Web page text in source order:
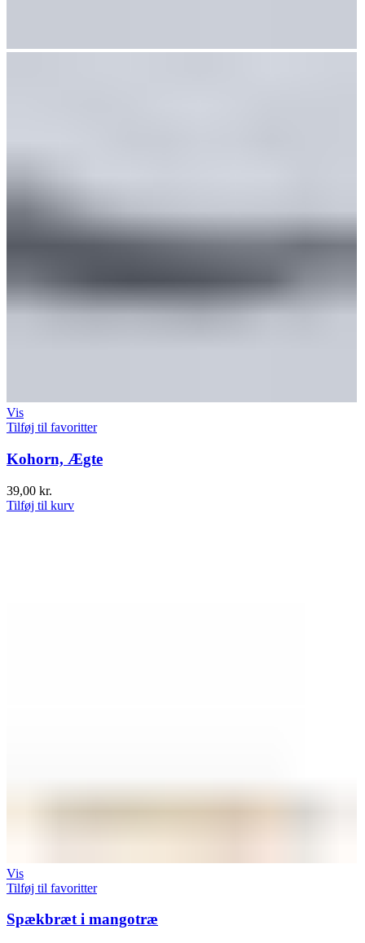
Vis
Tilføj til favoritter
Kohorn, Ægte
39,00 kr.
Tilføj til kurv
Vis
Tilføj til favoritter
Spækbræt i mangotræ